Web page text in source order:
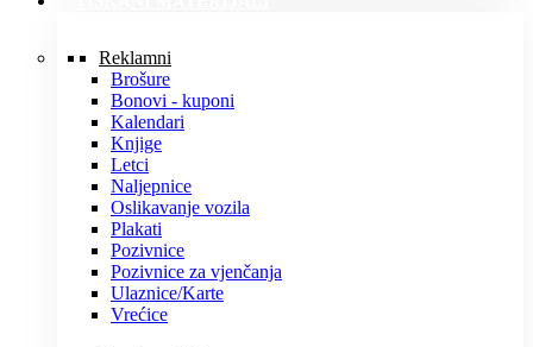
Reklamni
Brošure
Bonovi - kuponi
Kalendari
Knjige
Letci
Naljepnice
Oslikavanje vozila
Plakati
Pozivnice
Pozivnice za vjenčanja
Ulaznice/Karte
Vrećice